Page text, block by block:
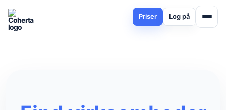
Priser Log på